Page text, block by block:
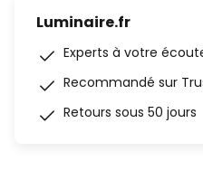
Luminaire.fr
Experts à votre
Recommandé sur
Retours sous 50 jours